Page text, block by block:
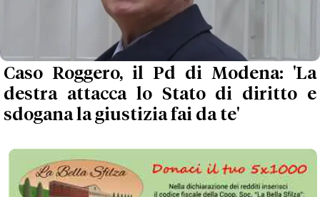
Caso Roggero, il Pd di Modena: 'La
destra attacca lo Stato di diritto e
sdogana la giustizia fai da te'